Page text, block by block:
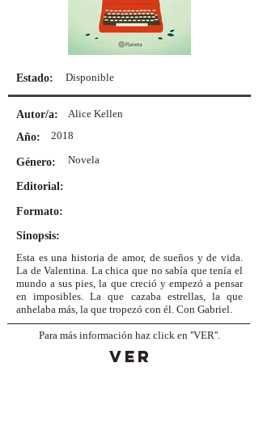
Estado: Disponible
Autor/a:
Alice Kellen
Año:
2018
Género: Novela
Editorial:
Formato:
Sinopsis:
Esta es una historia de amor, de sueños y de vida.
La de Valentina. La chica que no sabía que tenía el
mundo a sus pies, la que creció y empezó a pensar
en imposibles. La que cazaba estrellas, la que
anhelaba más, la que tropezó con él. Con Gabriel.
Para más información haz click en ''VER''.
VER